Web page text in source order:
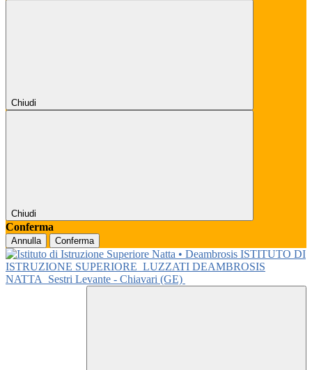
Chiudi
Chiudi
Conferma
Annulla Conferma
ISTITUTO DI
ISTRUZIONE SUPERIORE LUZZATI DEAMBROSIS
NATTA
Sestri Levante - Chiavari (GE)